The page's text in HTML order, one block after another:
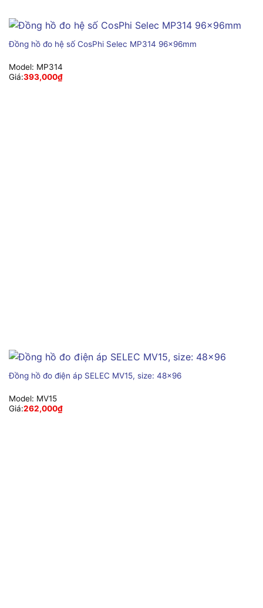
Đồng hồ đo hệ số CosPhi Selec MP314 96x96mm
Model: MP314
Giá:393,000₫
Đồng hồ đo điện áp SELEC MV15, size: 48×96
Model: MV15
Giá:262,000₫